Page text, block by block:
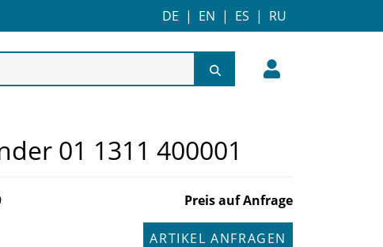
DE | EN | ES | RU
01 1311 400001
Preis auf Anfrage
ARTIKEL ANFRAGEN